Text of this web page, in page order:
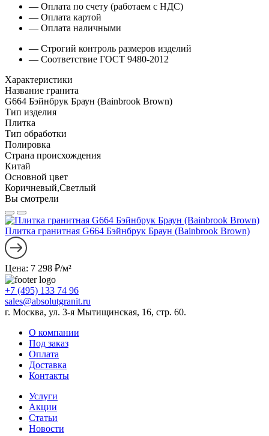
— Оплата по счету (работаем с НДС)
— Оплата картой
— Оплата наличными
— Строгий контроль размеров изделий
— Соответствие ГОСТ 9480-2012
Характеристики
Название гранита
G664 Бэйнбрук Браун (Bainbrook Brown)
Тип изделия
Плитка
Тип обработки
Полировка
Страна происхождения
Китай
Основной цвет
Коричневый,Светлый
Вы смотрели
Плитка гранитная G664 Бэйнбрук Браун (Bainbrook Brown)
Цена: 7 298 ₽/м²
+7 (495) 133 74 96
sales@absolutgranit.ru
г. Москва, ул. 3-я Мытищинская, 16, стр. 60.
О компании
Под заказ
Оплата
Доставка
Контакты
Услуги
Акции
Статьи
Новости